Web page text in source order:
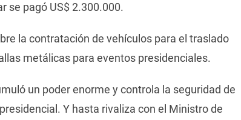
se pagó US$ 2.300.000.
la contratación de vehículos para el traslado
metálicas para eventos presidenciales.
un poder enorme y controla la seguridad de
Y hasta rivaliza con el Ministro de